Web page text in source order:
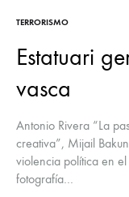
TERRORISMO
Estatuari
vasca
Antonio Rivera “La
creativa”, Mijail
violencia política en
fotografía…